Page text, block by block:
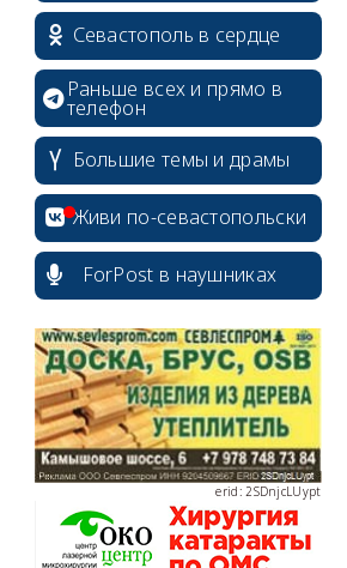
Севастополь в сердце
Раньше всех и прямо в
телефон
Большие темы и драмы
Живи по-севастопольски
ForPost в наушниках
erid: 2SDnjdPjgYS
erid: 2SDnjcLUypt